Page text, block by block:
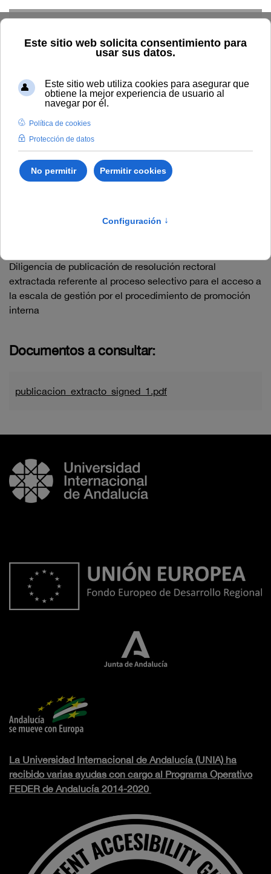
Inicio Tablón de anuncios de RRHH
Diligencia de
publicación de resolución rectoral extractada
Diligencia de publicación
de resolución rectoral
Diligencia de publicación de resolución rectoral
extractada referente al proceso selectivo para el acceso a
la escala de gestión por el procedimiento de promoción
interna
Documentos a consultar:
publicacion_extracto_signed_1.pdf
La Universidad Internacional de Andalucía (UNIA) ha
recibido varias ayudas con cargo al Programa Operativo
FEDER de Andalucía 2014-2020